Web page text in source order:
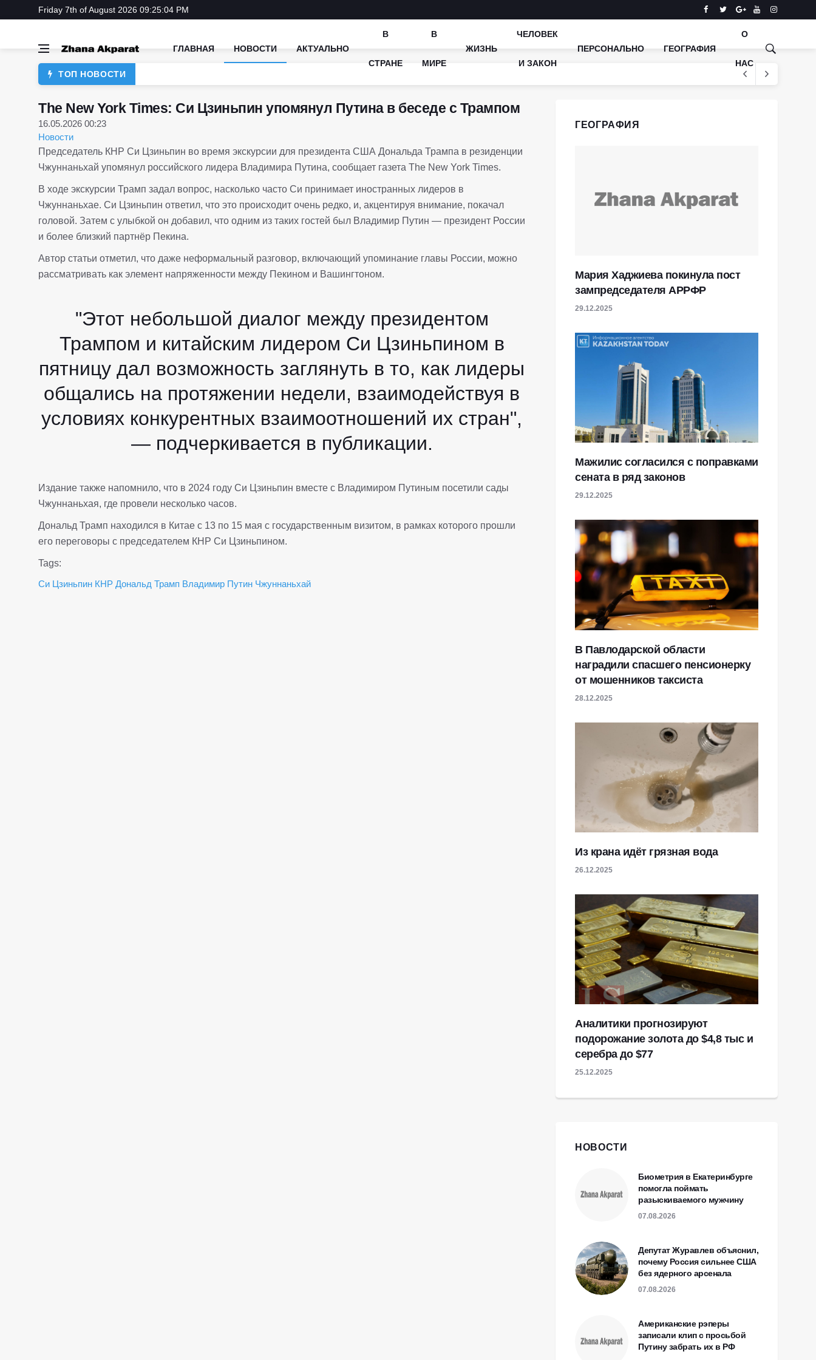
Friday 7th of August 2026 09:25:04 PM
ГЛАВНАЯ НОВОСТИ АКТУАЛЬНО
В
СТРАНЕ
В
МИРЕ
ЖИЗНЬ
ЧЕЛОВЕК
И ЗАКОН
ПЕРСОНАЛЬНО ГЕОГРАФИЯ
О
НАС
ТОП НОВОСТИ
The New York Times: Си Цзиньпин упомянул Путина в беседе с Трампом
16.05.2026 00:23
Новости
Председатель КНР Си Цзиньпин во время экскурсии для президента США Дональда Трампа в резиденции
Чжуннаньхай упомянул российского лидера Владимира Путина, сообщает газета The New York Times.
В ходе экскурсии Трамп задал вопрос, насколько часто Си принимает иностранных лидеров в
Чжуннаньхае. Си Цзиньпин ответил, что это происходит очень редко, и, акцентируя внимание, покачал
головой. Затем с улыбкой он добавил, что одним из таких гостей был Владимир Путин — президент России
и более близкий партнёр Пекина.
Автор статьи отметил, что даже неформальный разговор, включающий упоминание главы России, можно
рассматривать как элемент напряженности между Пекином и Вашингтоном.
"Этот небольшой диалог между президентом
Трампом и китайским лидером Си Цзиньпином в
пятницу дал возможность заглянуть в то, как лидеры
общались на протяжении недели, взаимодействуя в
условиях конкурентных взаимоотношений их стран",
— подчеркивается в публикации.
Издание также напомнило, что в 2024 году Си Цзиньпин вместе с Владимиром Путиным посетили сады
Чжуннаньхая, где провели несколько часов.
Дональд Трамп находился в Китае с 13 по 15 мая с государственным визитом, в рамках которого прошли
его переговоры с председателем КНР Си Цзиньпином.
Tags:
Си Цзиньпин КНР Дональд Трамп Владимир Путин Чжуннаньхай
ГЕОГРАФИЯ
Мария Хаджиева покинула пост
зампредседателя АРРФР
29.12.2025
Мажилис согласился с поправками
сената в ряд законов
29.12.2025
В Павлодарской области
наградили спасшего пенсионерку
от мошенников таксиста
28.12.2025
Из крана идёт грязная вода
26.12.2025
Аналитики прогнозируют
подорожание золота до $4,8 тыс и
серебра до $77
25.12.2025
НОВОСТИ
Биометрия в Екатеринбурге
помогла поймать
разыскиваемого мужчину
07.08.2026
Депутат Журавлев объяснил,
почему Россия сильнее США
без ядерного арсенала
07.08.2026
Американские рэперы
записали клип с просьбой
Путину забрать их в РФ